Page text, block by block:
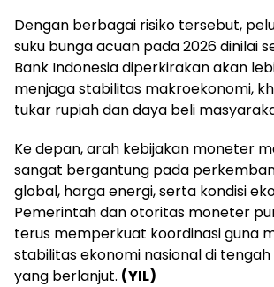
Dengan berbagai risiko tersebut,
suku bunga acuan pada 2026 dinilai
Bank Indonesia diperkirakan akan
menjaga stabilitas makroekonomi,
tukar rupiah dan daya beli
Ke depan, arah kebijakan moneter
sangat bergantung pada
global, harga energi, serta kondisi
Pemerintah dan otoritas moneter
terus memperkuat koordinasi guna
stabilitas ekonomi nasional di
yang berlanjut. (YIL)